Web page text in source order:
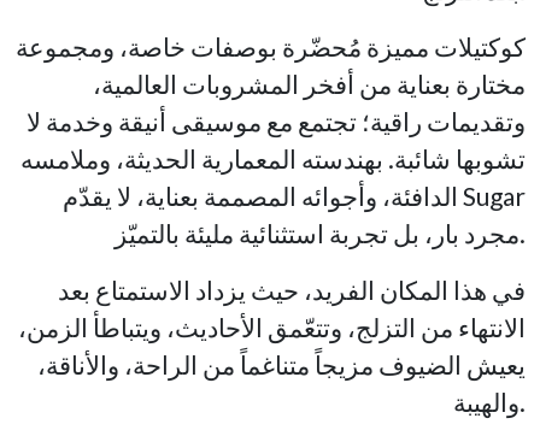
كوكتيلات مميزة مُحضّرة بوصفات خاصة، ومجموعة
مختارة بعناية من أفخر المشروبات العالمية،
وتقديمات راقية؛ تجتمع مع موسيقى أنيقة وخدمة لا
تشوبها شائبة. بهندسته المعمارية الحديثة، وملامسه
الدافئة، وأجوائه المصممة بعناية، لا يقدّم Sugar
مجرد بار، بل تجربة استثنائية مليئة بالتميّز.
في هذا المكان الفريد، حيث يزداد الاستمتاع بعد
الانتهاء من التزلج، وتتعّمق الأحاديث، ويتباطأ الزمن،
يعيش الضيوف مزيجاً متناغماً من الراحة، والأناقة،
والهيبة.